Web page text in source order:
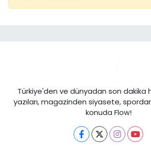
Türkiye'den ve dünyadan son dakika
yazıları, magazinden siyasete,
konuda Flow!